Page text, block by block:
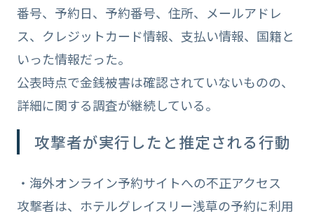
番号、予約日、予約番号、住所、メールアドレ
ス、クレジットカード情報、支払い情報、国籍と
いった情報だった。
公表時点で金銭被害は確認されていないものの、
詳細に関する調査が継続している。
攻撃者が実行したと推定される行動
・海外オンライン予約サイトへの不正アクセス
攻撃者は、ホテルグレイスリー浅草の予約に利用